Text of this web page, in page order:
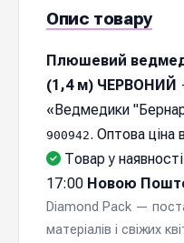
Опис товару
Плюшевий
(1,4 м) ЧЕРВОНИЙ
«Ведмедики
900942. Оптова ціна
Товар у
17:00 Новою
Diamond Pack —
матеріалів і свіжих